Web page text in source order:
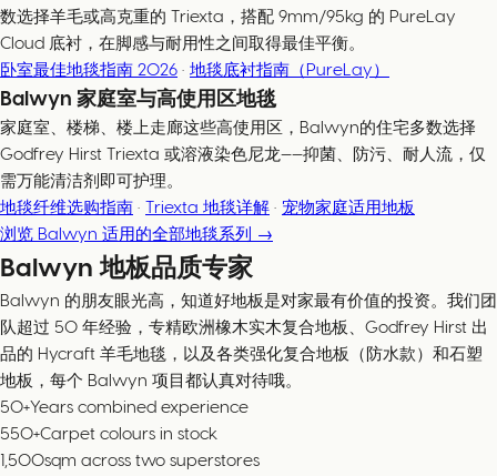
数选择羊毛或高克重的 Triexta，搭配 9mm/95kg 的 PureLay
Cloud 底衬，在脚感与耐用性之间取得最佳平衡。
卧室最佳地毯指南 2026 · 地毯底衬指南（PureLay）
Balwyn 家庭室与高使用区地毯
家庭室、楼梯、楼上走廊这些高使用区，Balwyn的住宅多数选择
Godfrey Hirst Triexta 或溶液染色尼龙——抑菌、防污、耐人流，仅
需万能清洁剂即可护理。
地毯纤维选购指南 · Triexta 地毯详解 · 宠物家庭适用地板
浏览 Balwyn 适用的全部地毯系列 →
Balwyn 地板品质专家
Balwyn 的朋友眼光高，知道好地板是对家最有价值的投资。我们团
队超过 50 年经验，专精欧洲橡木实木复合地板、Godfrey Hirst 出
品的 Hycraft 羊毛地毯，以及各类强化复合地板（防水款）和石塑
地板，每个 Balwyn 项目都认真对待哦。
50+Years combined experience
550+Carpet colours in stock
1,500sqm across two superstores